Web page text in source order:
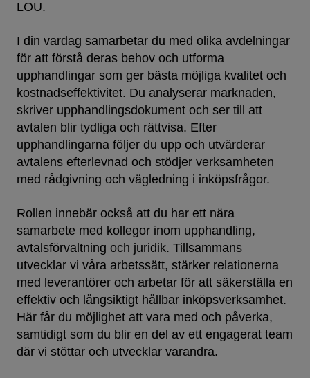
LOU.
I din vardag samarbetar du med olika avdelningar
för att förstå deras behov och utforma
upphandlingar som ger bästa möjliga kvalitet och
kostnadseffektivitet. Du analyserar marknaden,
skriver upphandlingsdokument och ser till att
avtalen blir tydliga och rättvisa. Efter
upphandlingarna följer du upp och utvärderar
avtalens efterlevnad och stödjer verksamheten
med rådgivning och vägledning i inköpsfrågor.
Rollen innebär också att du har ett nära
samarbete med kollegor inom upphandling,
avtalsförvaltning och juridik. Tillsammans
utvecklar vi våra arbetssätt, stärker relationerna
med leverantörer och arbetar för att säkerställa en
effektiv och långsiktigt hållbar inköpsverksamhet.
Här får du möjlighet att vara med och påverka,
samtidigt som du blir en del av ett engagerat team
där vi stöttar och utvecklar varandra.